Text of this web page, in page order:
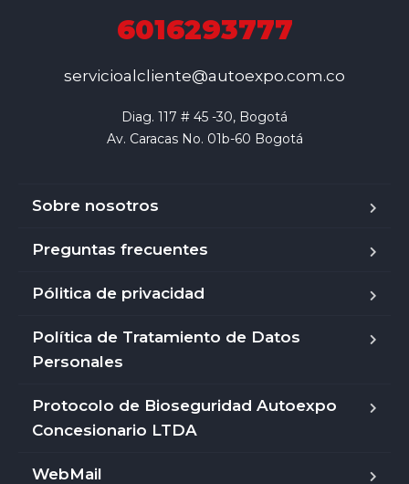
6016293777
servicioalcliente@autoexpo.com.co
Diag. 117 # 45 -30, Bogotá
Av. Caracas No. 01b-60 Bogotá
Sobre nosotros
Preguntas frecuentes
Pólitica de privacidad
Política de Tratamiento de Datos
Personales
Protocolo de Bioseguridad Autoexpo
Concesionario LTDA
WebMail